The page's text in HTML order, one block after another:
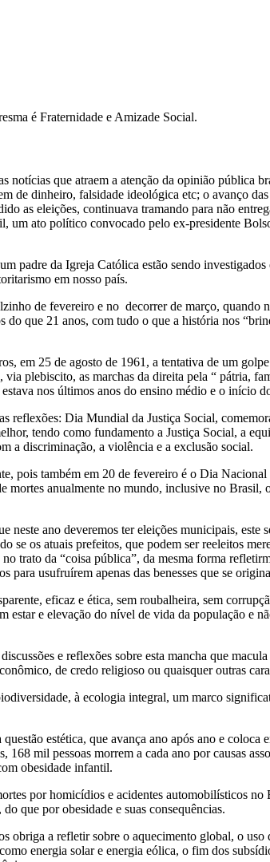
é Fraternidade e Amizade Social.
que atraem a atenção da opinião pública
dinheiro, falsidade ideológica etc; o avanço
as eleições, continuava tramando para não
ato político convocado pelo ex-presidente
padre da Igreja Católica estão sendo
em nosso país.
de fevereiro e no decorrer de março, quando
que 21 anos, com tudo o que a história nos
em 25 de agosto de 1961, a tentativa de um
plebiscito, as marchas da direita pela “ pátria,
nos últimos anos do ensino médio e o início
reflexões: Dia Mundial da Justiça Social,
tendo como fundamento a Justiça Social, a
a discriminação, a violência e a exclusão social.
pois também em 20 de fevereiro é o Dia
anualmente no mundo, inclusive no Brasil,
ano deveremos ter eleições municipais, este
se os atuais prefeitos, que podem ser reeleitos
trato da “coisa pública”, da mesma forma
usufruírem apenas das benesses que se
eficaz e ética, sem roubalheira, sem
e elevação do nível de vida da população e
e reflexões sobre esta mancha que
de credo religioso ou quaisquer outras
à ecologia integral, um marco
estética, que avança ano após ano e coloca
mil pessoas morrem a cada ano por causas
obesidade infantil.
por homicídios e acidentes automobilísticos
que por obesidade e suas consequências.
a refletir sobre o aquecimento global, o uso
energia solar e energia eólica, o fim dos